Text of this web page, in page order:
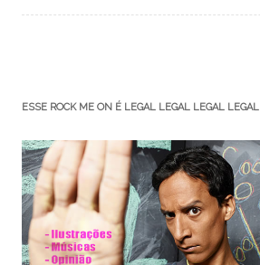
ESSE ROCK ME ON É LEGAL LEGAL LEGAL LEGAL